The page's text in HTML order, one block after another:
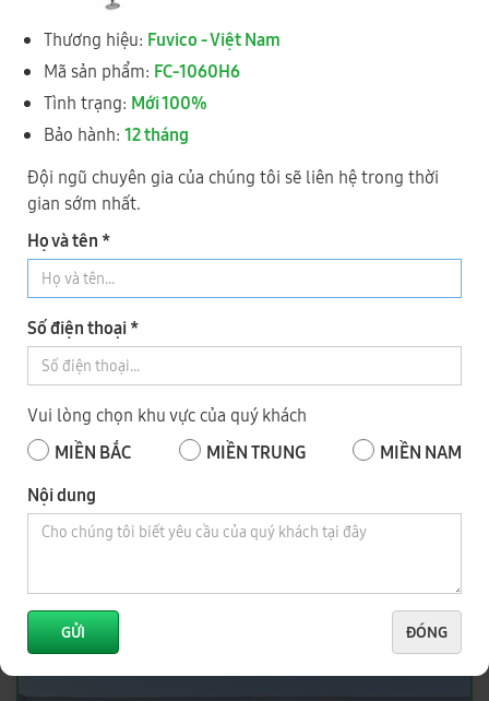
Thương hiệu: Fuvico - Việt Nam
Mã sản phẩm: FC-1060H6
Tình trạng: Mới 100%
Bảo hành: 12 tháng
Đội ngũ chuyên gia của chúng tôi sẽ liên hệ trong thời
gian sớm nhất.
Họ và tên *
Số điện thoại *
Vui lòng chọn khu vực của quý khách
MIỀN BẮC
MIỀN TRUNG
MIỀN NAM
Nội dung
GỬI ĐÓNG
Hệ thống Showroom - Bảo Hành
ĐẠI PHÚC VINH CNC
1 TP HÀ NỘI
0977 244 343- Mr Cường
2 TỈNH ĐỒNG NAI